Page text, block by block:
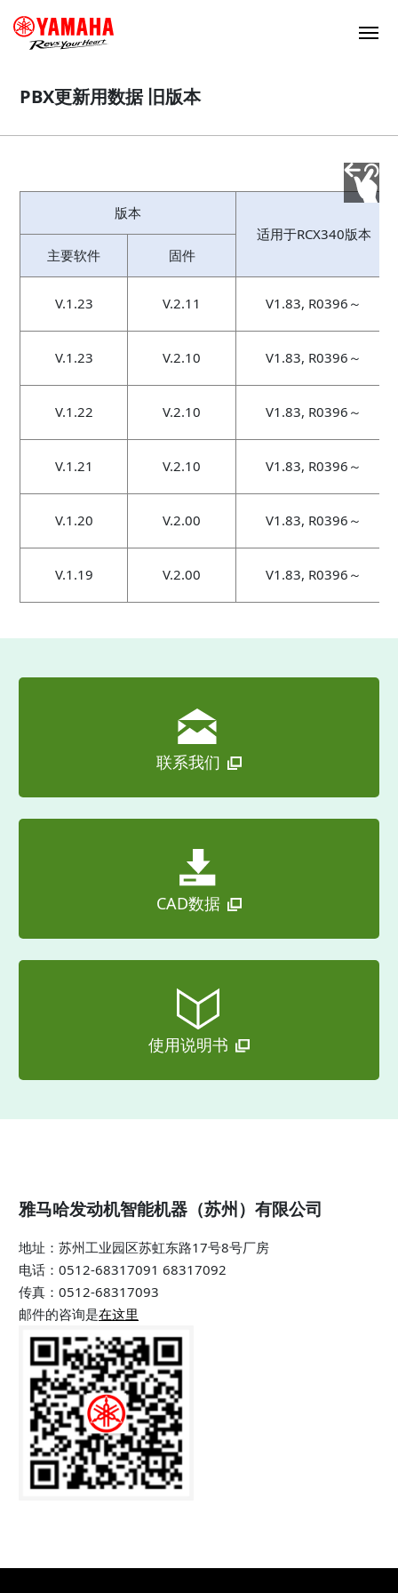
PBX更新用数据 旧版本
版本
适用于RCX340版本
主要软件
固件
V.1.23 V.2.11 V1.83, R0396～
V.1.23 V.2.10 V1.83, R0396～
V.1.22 V.2.10 V1.83, R0396～
V.1.21 V.2.10 V1.83, R0396～
V.1.20 V.2.00 V1.83, R0396～
V.1.19 V.2.00 V1.83, R0396～
联系我们
CAD数据
使用说明书
雅马哈发动机智能机器（苏州）有限公司
地址：苏州工业园区苏虹东路17号8号厂房
电话：0512-68317091 68317092
传真：0512-68317093
邮件的咨询是在这里